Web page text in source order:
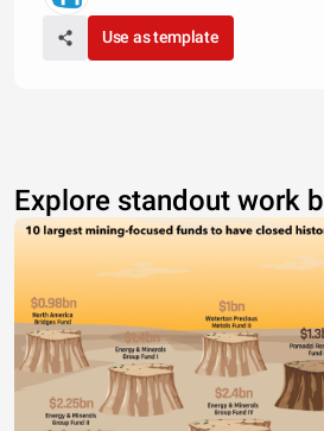
Use as template
Explore standout work